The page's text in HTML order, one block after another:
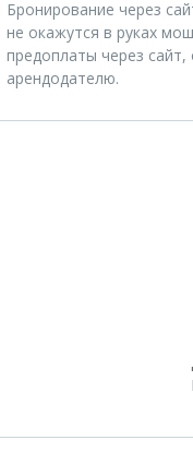
Бронирование через
не окажутся в руках
предоплаты через
арендодателю.